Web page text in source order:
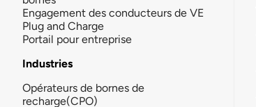
Engagement des conducteurs de VE
Plug and Charge
Portail pour entreprise
Industries
Opérateurs de bornes de
recharge(CPO)